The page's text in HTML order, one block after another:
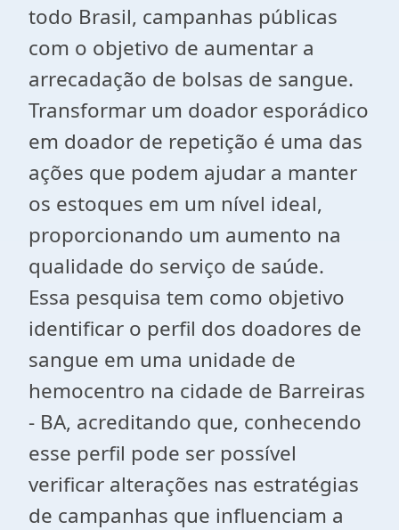
todo Brasil, campanhas públicas
com o objetivo de aumentar a
arrecadação de bolsas de sangue.
Transformar um doador esporádico
em doador de repetição é uma das
ações que podem ajudar a manter
os estoques em um nível ideal,
proporcionando um aumento na
qualidade do serviço de saúde.
Essa pesquisa tem como objetivo
identificar o perfil dos doadores de
sangue em uma unidade de
hemocentro na cidade de Barreiras
- BA, acreditando que, conhecendo
esse perfil pode ser possível
verificar alterações nas estratégias
de campanhas que influenciam a